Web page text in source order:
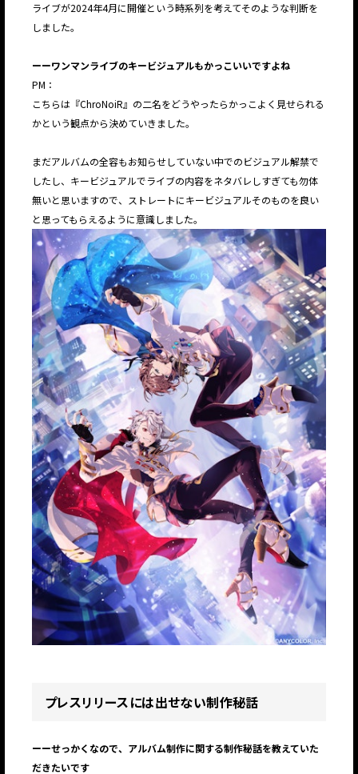
ライブが2024年4月に開催という時系列を考えてそのような判断を
しました。
ーーワンマンライブのキービジュアルもかっこいいですよね
PM：
こちらは『ChroNoiR』の二名をどうやったらかっこよく見せられる
かという観点から決めていきました。
まだアルバムの全容もお知らせしていない中でのビジュアル解禁で
したし、キービジュアルでライブの内容をネタバレしすぎても勿体
無いと思いますので、ストレートにキービジュアルそのものを良い
と思ってもらえるように意識しました。
プレスリリースには出せない制作秘話
ーーせっかくなので、アルバム制作に関する制作秘話を教えていた
だきたいです